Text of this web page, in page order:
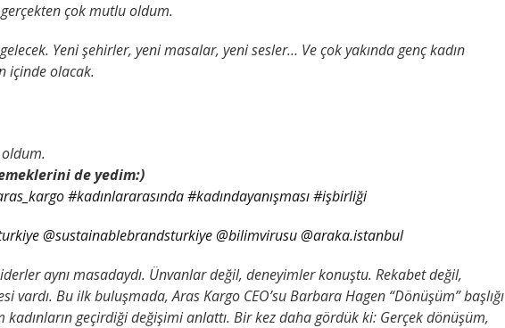
gerçekten çok mutlu oldum.
Yeni şehirler, yeni masalar, yeni sesler… Ve çok yakında genç kadın
içinde olacak.
de yedim:)
#kadınlararasında#kadındayanışması#işbirliği
@sustainablebrandsturkiye@bilimvirusu@araka.istanbul
aynı masadaydı. Ünvanlar değil, deneyimler konuştu. Rekabet değil,
vardı. Bu ilk buluşmada, Aras Kargo CEO’su Barbara Hagen “Dönüşüm” başlığı
geçirdiği değişimi anlattı. Bir kez daha gördük ki: Gerçek dönüşüm,